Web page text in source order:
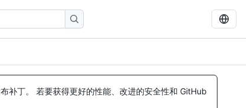
补丁。 若要获得更好的性能、改进的安全性和 GitHub